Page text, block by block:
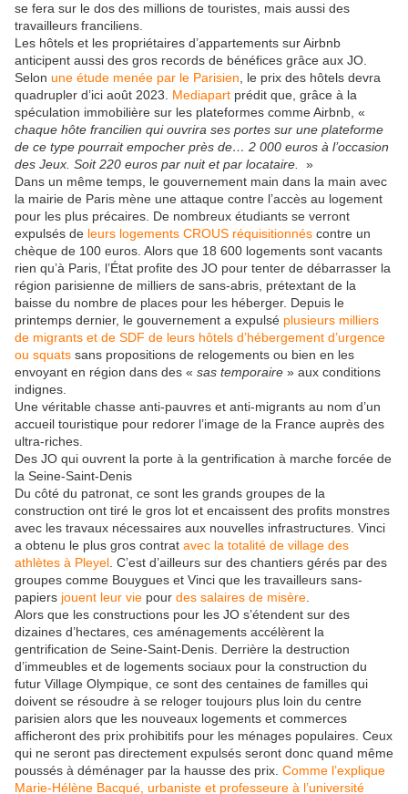
se fera sur le dos des millions de touristes, mais aussi des
travailleurs franciliens.
Les hôtels et les propriétaires d’appartements sur Airbnb
anticipent aussi des gros records de bénéfices grâce aux JO.
Selon une étude menée par le Parisien , le prix des hôtels devra
quadrupler d’ici août 2023. Mediapart prédit que, grâce à la
spéculation immobilière sur les plateformes comme Airbnb, «
chaque hôte francilien qui ouvrira ses portes sur une plateforme
de ce type pourrait empocher près de… 2 000 euros à l’occasion
des Jeux. Soit 220 euros par nuit et par locataire.
»
Dans un même temps, le gouvernement main dans la main avec
la mairie de Paris mène une attaque contre l’accès au logement
pour les plus précaires. De nombreux étudiants se verront
expulsés de leurs logements CROUS réquisitionnés contre un
chèque de 100 euros. Alors que 18 600 logements sont vacants
rien qu’à Paris, l’État profite des JO pour tenter de débarrasser la
région parisienne de milliers de sans-abris, prétextant de la
baisse du nombre de places pour les héberger. Depuis le
printemps dernier, le gouvernement a expulsé plusieurs milliers
de migrants et de SDF de leurs hôtels d’hébergement d’urgence
ou squats sans propositions de relogements ou bien en les
envoyant en région dans des « sas temporaire » aux conditions
indignes.
Une véritable chasse anti-pauvres et anti-migrants au nom d’un
accueil touristique pour redorer l’image de la France auprès des
ultra-riches.
Des JO qui ouvrent la porte à la gentrification à marche forcée de
la Seine-Saint-Denis
Du côté du patronat, ce sont les grands groupes de la
construction ont tiré le gros lot et encaissent des profits monstres
avec les travaux nécessaires aux nouvelles infrastructures. Vinci
a obtenu le plus gros contrat avec la totalité de village des
athlètes à Pleyel . C’est d’ailleurs sur des chantiers gérés par des
groupes comme Bouygues et Vinci que les travailleurs sans-
papiers jouent leur vie pour des salaires de misère
Alors que les constructions pour les JO s’étendent sur des
dizaines d’hectares, ces aménagements accélèrent la
gentrification de Seine-Saint-Denis. Derrière la destruction
d’immeubles et de logements sociaux pour la construction du
futur Village Olympique, ce sont des centaines de familles qui
doivent se résoudre à se reloger toujours plus loin du centre
parisien alors que les nouveaux logements et commerces
afficheront des prix prohibitifs pour les ménages populaires. Ceux
qui ne seront pas directement expulsés seront donc quand même
poussés à déménager par la hausse des prix. Comme l’explique
Marie-Hélène Bacqué, urbaniste et professeure à l’université